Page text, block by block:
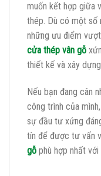
muốn kết hợp giữa
thép. Dù có một số
những ưu điểm
cửa thép vân gỗ
thiết kế và xây
Nếu bạn đang cân
công trình của mình,
sự đầu tư xứng
tín để được tư vấn
gỗ phù hợp nhất